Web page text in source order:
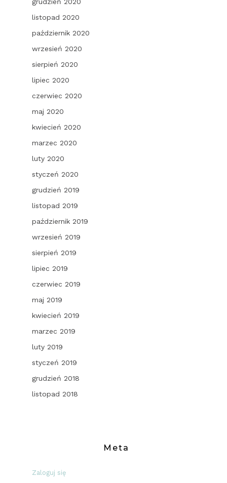
listopad 2020
październik 2020
wrzesień 2020
sierpień 2020
lipiec 2020
czerwiec 2020
maj 2020
kwiecień 2020
marzec 2020
luty 2020
styczeń 2020
grudzień 2019
listopad 2019
październik 2019
wrzesień 2019
sierpień 2019
lipiec 2019
czerwiec 2019
maj 2019
kwiecień 2019
marzec 2019
luty 2019
styczeń 2019
grudzień 2018
listopad 2018
Meta
Zaloguj się